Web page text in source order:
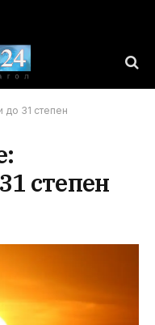
31 степен
степен